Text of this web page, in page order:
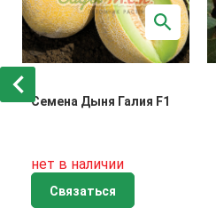
Семена Дыня Галия F1
нет в наличии
Связаться